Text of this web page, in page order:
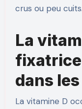
crus ou peu cuits.
La
dans
La vitamine D